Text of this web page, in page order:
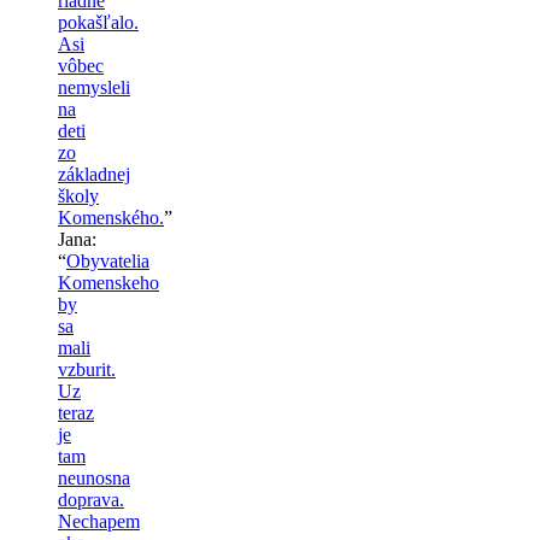
pokašľalo.
Asi
vôbec
nemysleli
na
deti
zo
základnej
školy
Komenského.”
Jana:
“Obyvatelia
Komenskeho
by
sa
mali
vzburit.
Uz
teraz
je
tam
neunosna
doprava.
Nechapem